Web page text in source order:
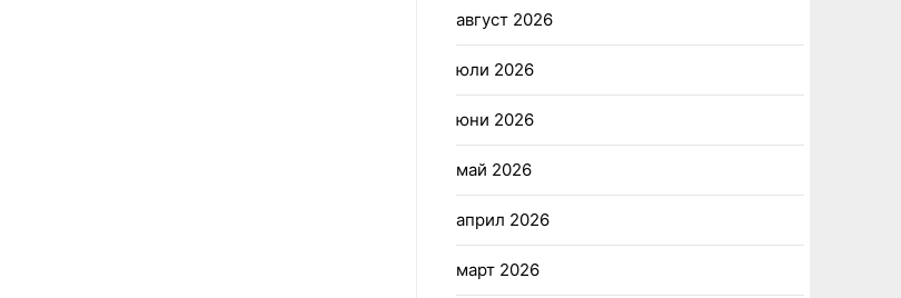
август 2026
юли 2026
юни 2026
май 2026
април 2026
март 2026